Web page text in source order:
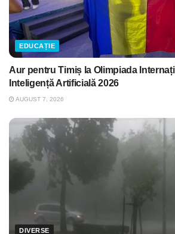
EDUCAȚIE
Aur pentru Timiș la Olimpiada
Inteligență Artificială 2026
AUGUST 7, 2026
DIVERSE